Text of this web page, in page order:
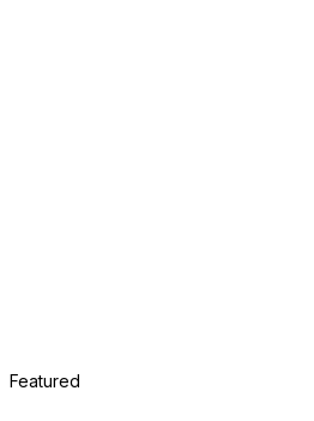
Featured